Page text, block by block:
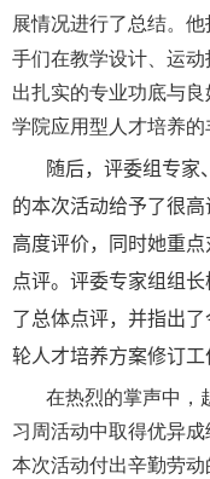
展情况进行了总结。
手们在教学设计、运
出扎实的专业功底与
学院应用型人才培养的
随后，评委组专家
的本次活动给予了很
高度评价，同时她重
点评。评委专家组组
了总体点评，并指出
轮人才培养方案修订工
在热烈的掌声中，
习周活动中取得优异
本次活动付出辛勤劳